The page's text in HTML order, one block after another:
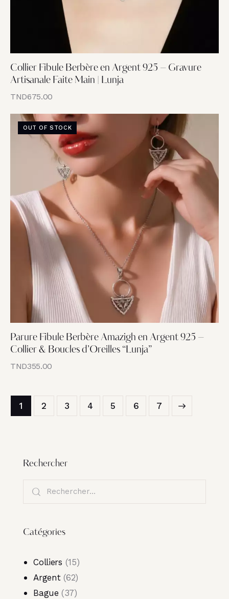
Collier Fibule Berbère en Argent 925 – Gravure
Artisanale Faite Main | Lunja
TND675.00
OUT OF STOCK
Parure Fibule Berbère Amazigh en Argent 925 –
Collier & Boucles d’Oreilles “Lunja”
TND355.00
1 2 3 4 5 6 7
→
Rechercher
Catégories
Colliers
15
Argent 62
Bague
37